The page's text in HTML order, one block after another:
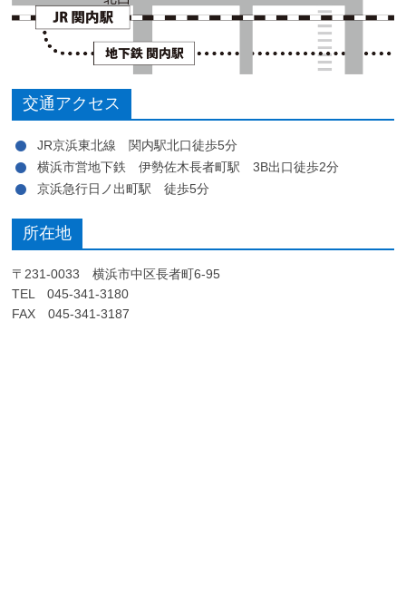
交通アクセス
JR京浜東北線 関内駅北口徒歩5分
横浜市営地下鉄 伊勢佐木長者町駅 3B出口徒歩2分
京浜急行日ノ出町駅 徒歩5分
所在地
〒231-0033 横浜市中区長者町6-95
TEL 045-341-3180
FAX 045-341-3187